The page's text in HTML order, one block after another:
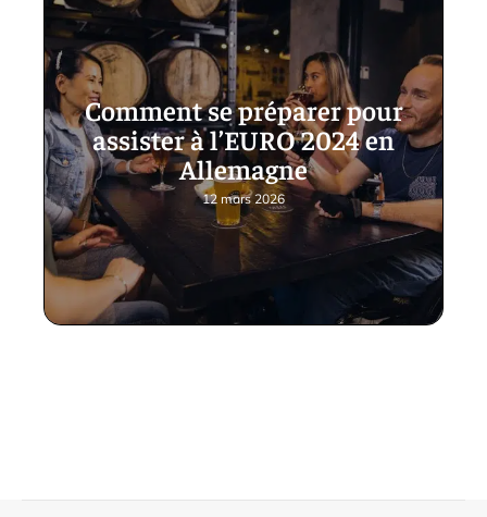
Comment se préparer pour
assister à l’EURO 2024 en
Allemagne
12 mars 2026